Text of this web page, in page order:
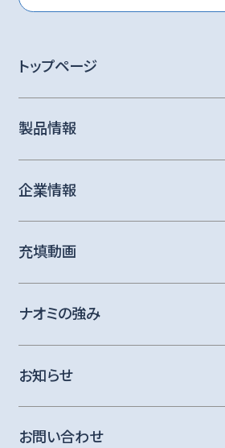
トップページ
製品情報
企業情報
充填動画
ナオミの強み
お知らせ
お問い合わせ